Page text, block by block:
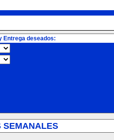
Entrega deseados:
SEMANALES